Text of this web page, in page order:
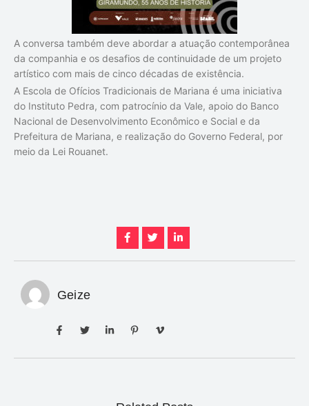
A conversa também deve abordar a atuação contemporânea
da companhia e os desafios de continuidade de um projeto
artístico com mais de cinco décadas de existência.
A Escola de Ofícios Tradicionais de Mariana é uma iniciativa
do Instituto Pedra, com patrocínio da Vale, apoio do Banco
Nacional de Desenvolvimento Econômico e Social e da
Prefeitura de Mariana, e realização do Governo Federal, por
meio da Lei Rouanet.
Geize